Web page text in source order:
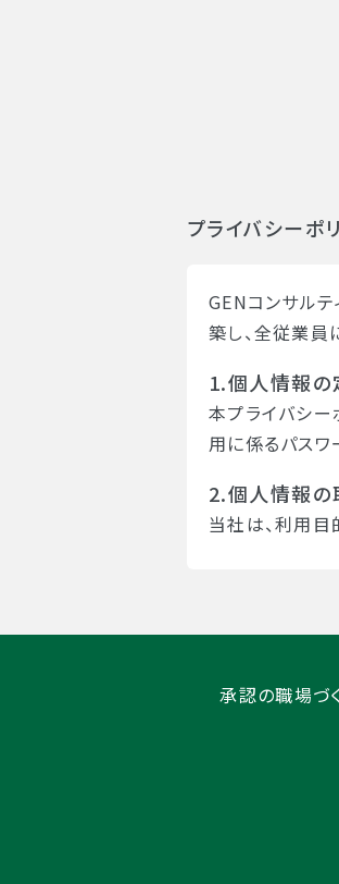
プライバシーポ
GENコンサル
築し、全従業員
1.個人情報の
本プライバシー
用に係るパスワ
2.個人情報の
当社は、利用目
①当社サービス
③当社サービ
当社は、法令
承認の職場づ